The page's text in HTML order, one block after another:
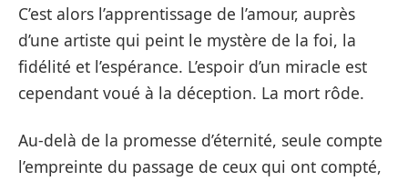
C’est alors l’apprentissage de l’amour, auprès
d’une artiste qui peint le mystère de la foi, la
fidélité et l’espérance. L’espoir d’un miracle est
cependant voué à la déception. La mort rôde.
Au-delà de la promesse d’éternité, seule compte
l’empreinte du passage de ceux qui ont compté,